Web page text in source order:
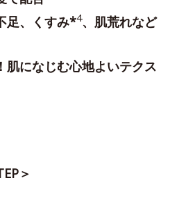
足、くすみ*4、肌荒れなど
肌になじむ心地よいテクス
＞